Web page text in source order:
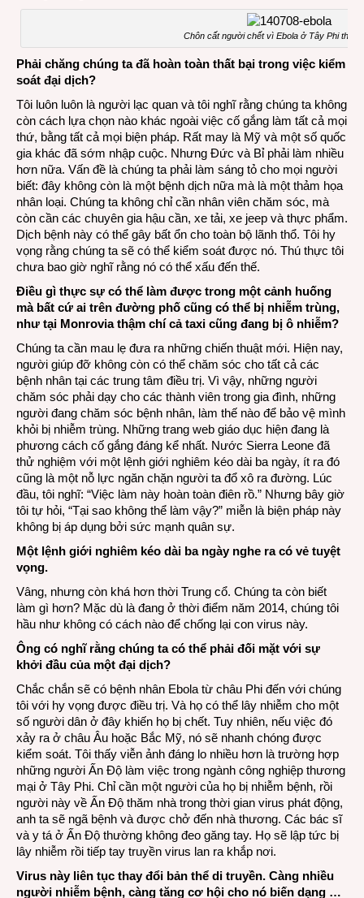
Chôn cất người chết vì Ebola ở Tây Phi
Phải chăng chúng ta đã hoàn toàn thất bại trong việc kiểm
soát đại dịch?
Tôi luôn luôn là người lạc quan và tôi nghĩ rằng chúng ta không
còn cách lựa chọn nào khác ngoài việc cố gắng làm tất cả mọi
thứ, bằng tất cả mọi biện pháp. Rất may là Mỹ và một số quốc
gia khác đã sớm nhập cuộc. Nhưng Đức và Bỉ phải làm nhiều
hơn nữa. Vấn đề là chúng ta phải làm sáng tỏ cho mọi người
biết: đây không còn là một bệnh dịch nữa mà là một thảm họa
nhân loại. Chúng ta không chỉ cần nhân viên chăm sóc, mà
còn cần các chuyên gia hậu cần, xe tải, xe jeep và thực phẩm.
Dịch bệnh này có thể gây bất ổn cho toàn bộ lãnh thổ. Tôi hy
vọng rằng chúng ta sẽ có thể kiểm soát được nó. Thú thực tôi
chưa bao giờ nghĩ rằng nó có thể xấu đến thế.
Điều gì thực sự có thể làm được trong một cảnh huống
mà bất cứ ai trên đường phố cũng có thể bị nhiễm trùng,
như tại Monrovia thậm chí cả taxi cũng đang bị ô nhiễm?
Chúng ta cần mau lẹ đưa ra những chiến thuật mới. Hiện nay,
người giúp đỡ không còn có thể chăm sóc cho tất cả các
bệnh nhân tại các trung tâm điều trị. Vì vậy, những người
chăm sóc phải dạy cho các thành viên trong gia đình, những
người đang chăm sóc bệnh nhân, làm thế nào để bảo vệ mình
khỏi bị nhiễm trùng. Những trang web giáo dục hiện đang là
phương cách cố gắng đáng kể nhất. Nước Sierra Leone đã
thử nghiệm với một lệnh giới nghiêm kéo dài ba ngày, ít ra đó
cũng là một nỗ lực ngăn chặn người ta đổ xô ra đường. Lúc
đầu, tôi nghĩ: “Việc làm này hoàn toàn điên rồ.” Nhưng bây giờ
tôi tự hỏi, “Tại sao không thể làm vậy?” miễn là biện pháp này
không bị áp dụng bởi sức mạnh quân sự.
Một lệnh giới nghiêm kéo dài ba ngày nghe ra có vẻ tuyệt
vọng.
Vâng, nhưng còn khá hơn thời Trung cổ. Chúng ta còn biết
làm gì hơn? Mặc dù là đang ở thời điểm năm 2014, chúng tôi
hầu như không có cách nào để chống lại con virus này.
Ông có nghĩ rằng chúng ta có thể phải đối mặt với sự
khởi đầu của một đại dịch?
Chắc chắn sẽ có bệnh nhân Ebola từ châu Phi đến với chúng
tôi với hy vọng được điều trị. Và họ có thể lây nhiễm cho một
số người dân ở đây khiến họ bị chết. Tuy nhiên, nếu việc đó
xảy ra ở châu Âu hoặc Bắc Mỹ, nó sẽ nhanh chóng được
kiểm soát. Tôi thấy viễn ảnh đáng lo nhiều hơn là trường hợp
những người Ấn Độ làm việc trong ngành công nghiệp thương
mại ở Tây Phi. Chỉ cần một người của họ bị nhiễm bệnh, rồi
người này về Ấn Độ thăm nhà trong thời gian virus phát động,
anh ta sẽ ngã bệnh và được chở đến nhà thương. Các bác sĩ
và y tá ở Ấn Độ thường không đeo găng tay. Họ sẽ lập tức bị
lây nhiễm rồi tiếp tay truyền virus lan ra khắp nơi.
Virus này liên tục thay đổi bản thể di truyền. Càng nhiều
người nhiễm bệnh, càng tăng cơ hội cho nó biến dạng …